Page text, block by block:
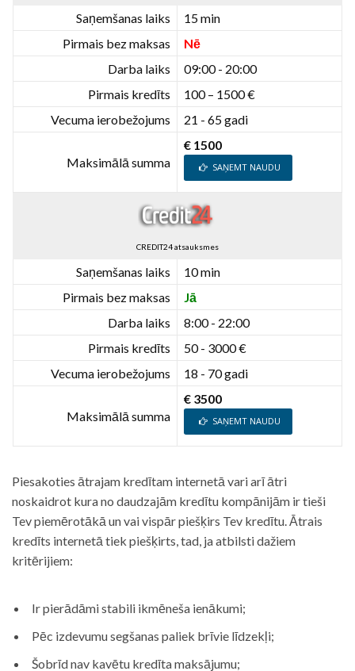
Saņemšanas laiks
15 min
Pirmais bez maksas
Nē
Darba laiks
09:00 - 20:00
Pirmais kredīts
100 – 1500 €
Vecuma ierobežojums
21 - 65 gadi
Maksimālā summa
€ 1500
SAŅEMT NAUDU
CREDIT24 atsauksmes
Saņemšanas laiks
10 min
Pirmais bez maksas
Jā
Darba laiks
8:00 - 22:00
Pirmais kredīts
50 - 3000 €
Vecuma ierobežojums
18 - 70 gadi
Maksimālā summa
€ 3500
SAŅEMT NAUDU
Piesakoties ātrajam kredītam internetā vari arī ātri
noskaidrot kura no daudzajām kredītu kompānijām ir tieši
Tev piemērotākā un vai vispār piešķirs Tev kredītu. Ātrais
kredīts internetā tiek piešķirts, tad, ja atbilsti dažiem
kritērijiem:
Ir pierādāmi stabili ikmēneša ienākumi;
Pēc izdevumu segšanas paliek brīvie līdzekļi;
Šobrīd nav kavētu kredīta maksājumu;